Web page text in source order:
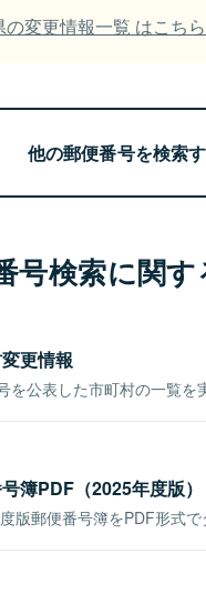
の変更情報一覧 はこちら
他の郵便番号を検索
号検索に関す
更情報
を公表した市町村の一覧を
簿PDF（2025年度版）
版郵便番号簿をPDF形式で